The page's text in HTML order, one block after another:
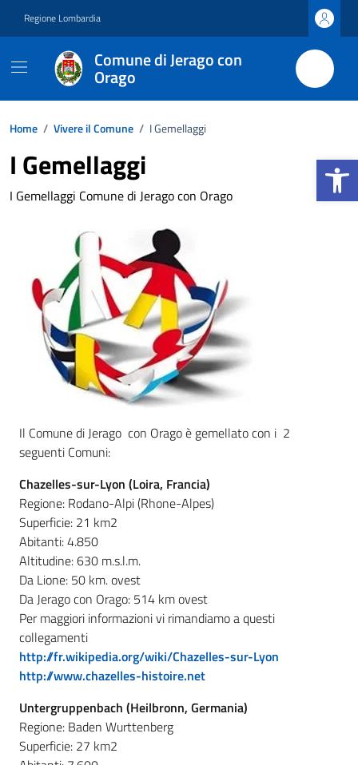
Apri la
Regione Lombardia
Comune di Jerago con
Orago
Home / Vivere il Comune / I Gemellaggi
I Gemellaggi
I Gemellaggi Comune di Jerago con Orago
Il Comune di Jerago con Orago è gemellato con i 2
seguenti Comuni:
Chazelles-sur-Lyon (Loira, Francia)
Regione: Rodano-Alpi (Rhone-Alpes)
Superficie: 21 km2
Abitanti: 4.850
Altitudine: 630 m.s.l.m.
Da Lione: 50 km. ovest
Da Jerago con Orago: 514 km ovest
Per maggiori informazioni vi rimandiamo a questi
collegamenti
http://fr.wikipedia.org/wiki/Chazelles-sur-Lyon
http://www.chazelles-histoire.net
Untergruppenbach (Heilbronn, Germania)
Regione: Baden Wurttenberg
Superficie: 27 km2